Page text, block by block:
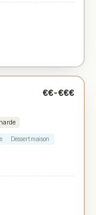
€€-€€€
Dessert maison